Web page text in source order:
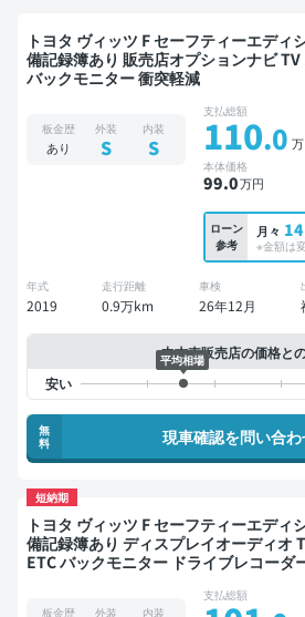
トヨタ ヴィッツ F セーフティーエディションIII
備記録簿あり 販売店オプションナビ
バックモニター 衝突軽減
板金歴
あり
外装
S
内装
S
支払総額
110.0
本体価格
99.0万円
ローン
参考
月々
※金額は
年式
2019
走行距離
0.9万km
車検
26年12月
中古車販売店の価格と
平均相場
無
料
現車確認を問い合わ
短納期
トヨタ ヴィッツ F セーフティーエディションIII
備記録簿あり ディスプレイオーディオ
ETC バックモニター ドライブレコーダ
板金歴 外装 内装
支払総額